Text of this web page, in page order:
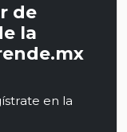
de
la
en la